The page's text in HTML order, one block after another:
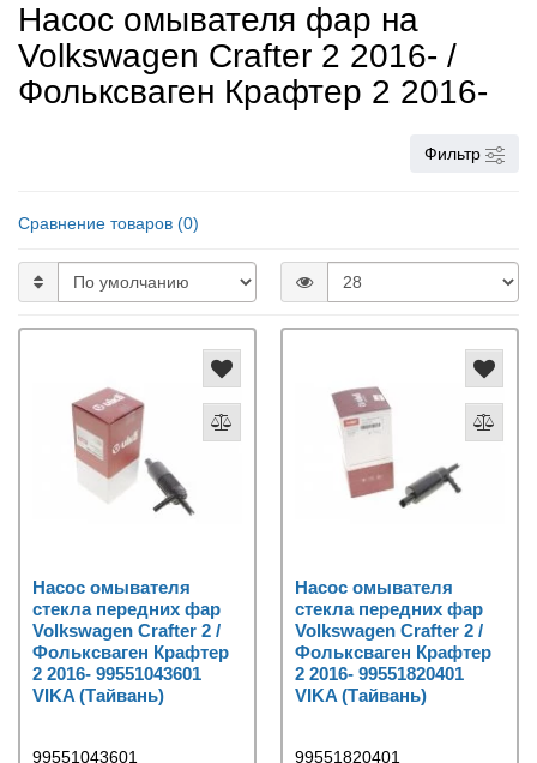
Насос омывателя фар на
Volkswagen Crafter 2 2016- /
Фольксваген Крафтер 2 2016-
Фильтр
Сравнение товаров (0)
Насос омывателя
стекла передних фар
Volkswagen Crafter 2 /
Фольксваген Крафтер
2 2016- 99551043601
VIKA (Тайвань)
99551043601
Насос омывателя
стекла передних фар
Volkswagen Crafter 2 /
Фольксваген Крафтер
2 2016- 99551820401
VIKA (Тайвань)
99551820401